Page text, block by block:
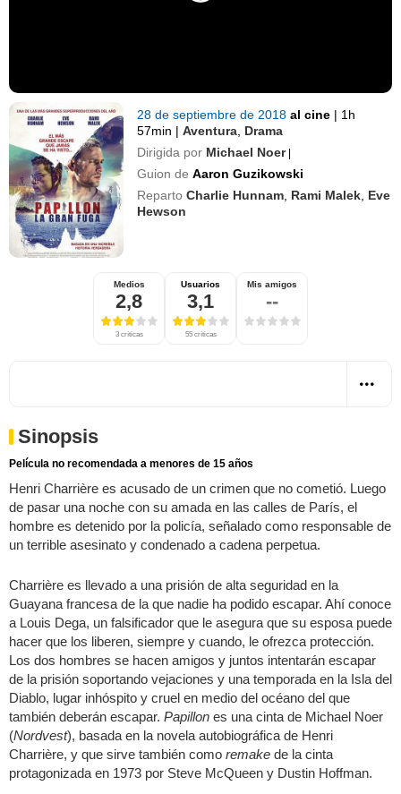
28 de septiembre de 2018al cine | 1h
57min | Aventura Drama
Dirigida por Michael Noer |
Guion de Aaron Guzikowski
Reparto Charlie Hunnam Rami Malek Eve
Hewson
Medios
2,8
3 críticas
Usuarios
3,1
55 críticas
Mis amigos
--
Sinopsis
Película no recomendada a menores de 15 años
Henri Charrière es acusado de un crimen que no cometió. Luego
de pasar una noche con su amada en las calles de París, el
hombre es detenido por la policía, señalado como responsable de
un terrible asesinato y condenado a cadena perpetua.
Charrière es llevado a una prisión de alta seguridad en la
Guayana francesa de la que nadie ha podido escapar. Ahí conoce
a Louis Dega, un falsificador que le asegura que su esposa puede
hacer que los liberen, siempre y cuando, le ofrezca protección.
Los dos hombres se hacen amigos y juntos intentarán escapar
de la prisión soportando vejaciones y una temporada en la Isla del
Diablo, lugar inhóspito y cruel en medio del océano del que
también deberán escapar. Papillon es una cinta de Michael Noer
(Nordvest), basada en la novela autobiográfica de Henri
Charrière, y que sirve también como remake de la cinta
protagonizada en 1973 por Steve McQueen y Dustin Hoffman.